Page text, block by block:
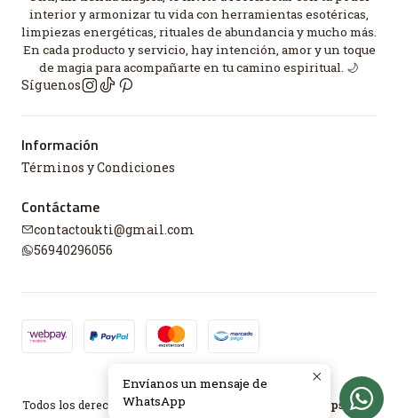
interior y armonizar tu vida con herramientas esotéricas,
limpiezas energéticas, rituales de abundancia y mucho más.
En cada producto y servicio, hay intención, amor y un toque
de magia para acompañarte en tu camino espiritual. 🌙
Síguenos
Información
Términos y Condiciones
Contáctame
contactoukti@gmail.com
56940296056
2026 UKTI.
Todos los derechos reservados.
Desarrollado por Jumpseller
Envíanos un mensaje de
WhatsApp